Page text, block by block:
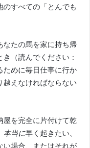
すべての「とんでも
なたの馬を家に持ち帰
（読んでください：
ために毎日仕事に行か
越えなければならない
屋を完全に片付けて乾
本当に早く 起きたい
い場合、またはそれが